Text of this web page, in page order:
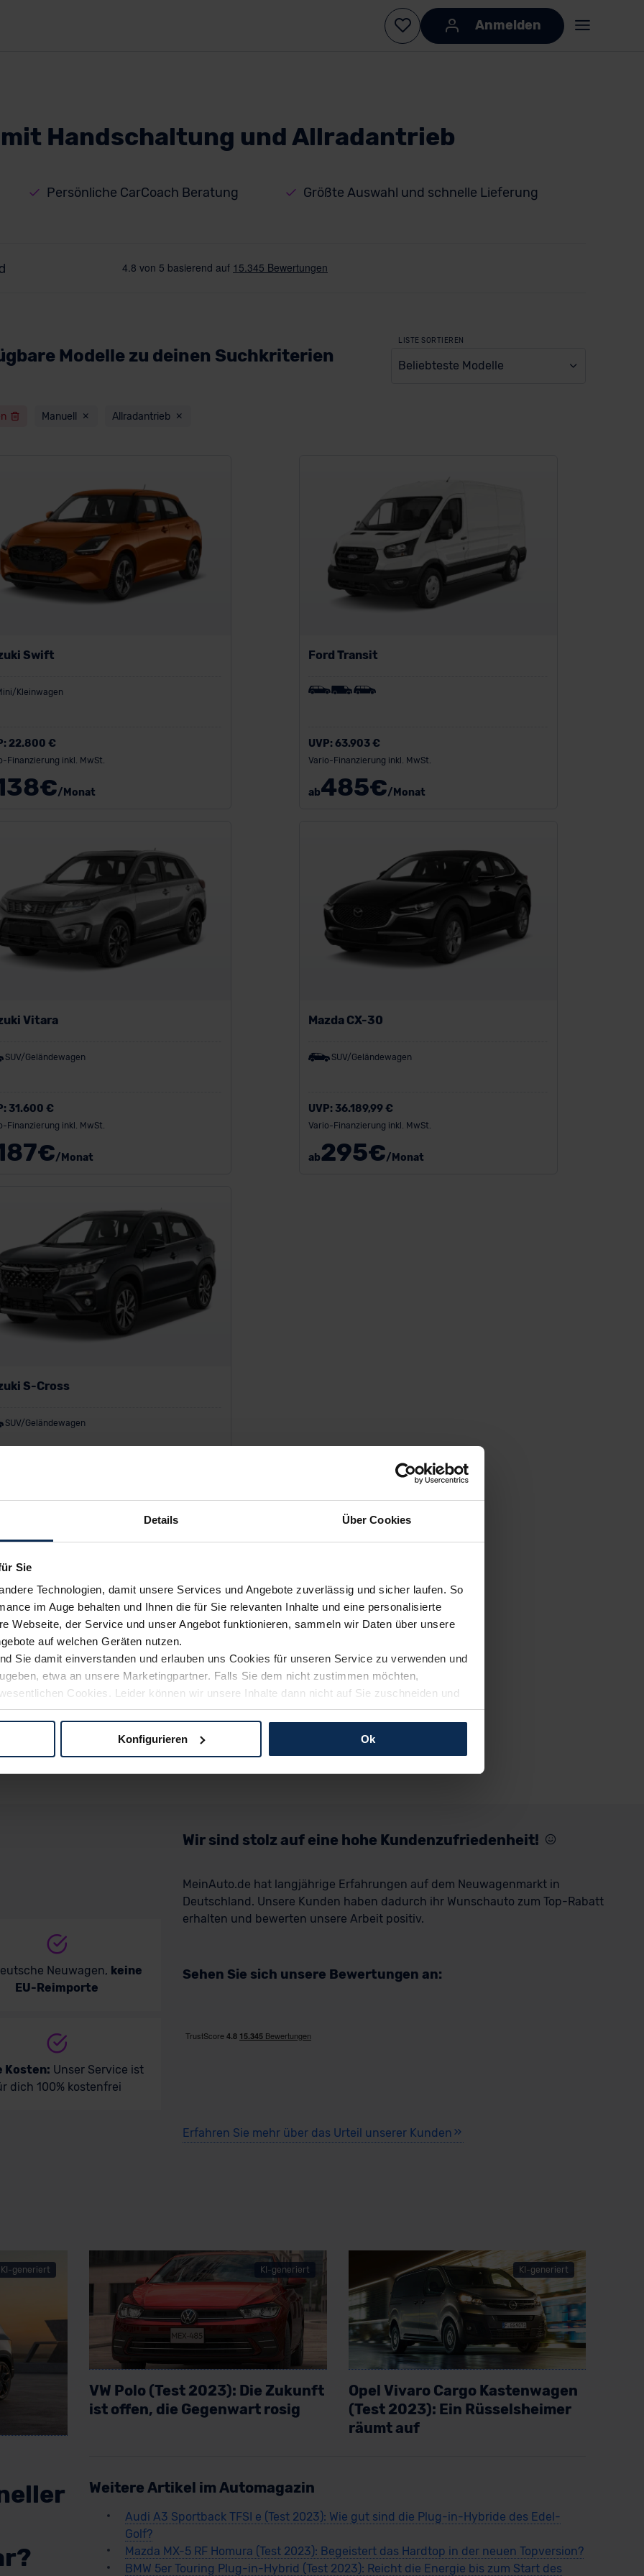
Details Über Cookies
Sie
Technologien, damit unsere Services und Angebote zuverlässig und sicher laufen. So
im Auge behalten und Ihnen die für Sie relevanten Inhalte und eine personalisierte
Webseite, der Service und unser Angebot funktionieren, sammeln wir Daten über unsere
auf welchen Geräten nutzen.
Sie damit einverstanden und erlauben uns Cookies für unseren Service zu verwenden und
etwa an unsere Marketingpartner. Falls Sie dem nicht zustimmen möchten,
Cookies. Leider können wir unsere Inhalte dann nicht auf Sie zuschneiden und
Weg zu Ihrem Neuwagen unterstützen. Sie können die Einstellungen jederzeit anpassen
Sie über den Kontakt zu unserem Datenschutzbeauftragten unter datenschutz@meinauto.de
Konfigurieren Ok
Anmelden
Handschaltung und Allradantrieb
Persönliche CarCoach Beratung Größte Auswahl und schnelle Lieferung
Modelle zu deinen Suchkriterien
LISTE SORTIEREN
Beliebteste Modelle
Manuell Allradantrieb
Swift
Kleinwagen
22.800 €
Finanzierung inkl. MwSt.
€/Monat
Ford Transit
UVP:63.903 €
Vario-Finanzierung inkl. MwSt.
ab485€/Monat
Vitara
SUV/Geländewagen
31.600 €
Finanzierung inkl. MwSt.
€/Monat
Mazda CX-30
SUV/Geländewagen
UVP:36.189,99 €
Vario-Finanzierung inkl. MwSt.
ab295€/Monat
S-Cross
SUV/Geländewagen
Neuwagen, keine
EU-Reimporte
Kosten: Unser Service ist
dich 100% kostenfrei
Wir sind stolz auf eine hohe Kundenzufriedenheit!
MeinAuto.de hat langjährige Erfahrungen auf dem Neuwagenmarkt in
Deutschland. Unsere Kunden haben dadurch ihr Wunschauto zum Top-Rabatt
erhalten und bewerten unsere Arbeit positiv.
Sehen Sie sich unsere Bewertungen an:
Erfahren Sie mehr über das Urteil unserer Kunden
KI-generiert KI-generiert
VW Polo (Test 2023): Die Zukunft
ist offen, die Gegenwart rosig
KI-generiert
Opel Vivaro Cargo Kastenwagen
(Test 2023): Ein Rüsselsheimer
räumt auf
Weitere Artikel im Automagazin
Audi A3 Sportback TFSI e (Test 2023): Wie gut sind die Plug-in-Hybride des Edel-
Golf?
Mazda MX-5 RF Homura (Test 2023): Begeistert das Hardtop in der neuen Topversion?
BMW 5er Touring Plug-in-Hybrid (Test 2023): Reicht die Energie bis zum Start des